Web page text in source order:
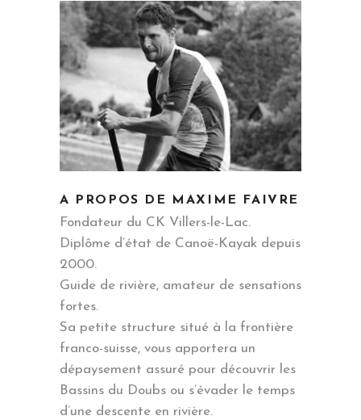
A PROPOS DE MAXIME FAIVRE
Fondateur du CK Villers-le-Lac.
Diplôme d’état de Canoë-Kayak depuis
2000.
Guide de rivière, amateur de sensations
fortes.
Sa petite structure situé à la frontière
franco-suisse, vous apportera un
dépaysement assuré pour découvrir les
Bassins du Doubs ou s’évader le temps
d’une descente en rivière.